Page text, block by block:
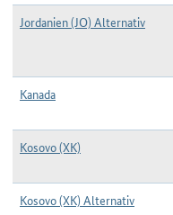
Jordanien (JO) Alternativ
Kanada
Kosovo (XK)
Kosovo (XK) Alternativ